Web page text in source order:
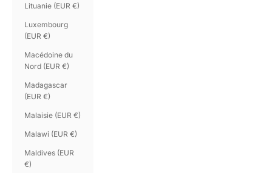
Lituanie (EUR €)
Luxembourg
(EUR €)
Macédoine du
Nord (EUR €)
Madagascar
(EUR €)
Malaisie (EUR €)
Malawi (EUR €)
Maldives (EUR
€)